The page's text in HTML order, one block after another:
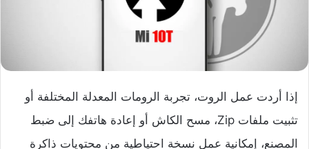
إذا أردت عمل الروت، تجربة الرومات المعدلة المختلفة أو
تثبيت ملفات Zip، مسح الكاش أو إعادة هاتفك إلى ضبط
المصنع، إمكانية عمل نسخة احتياطية من محتويات ذاكرة